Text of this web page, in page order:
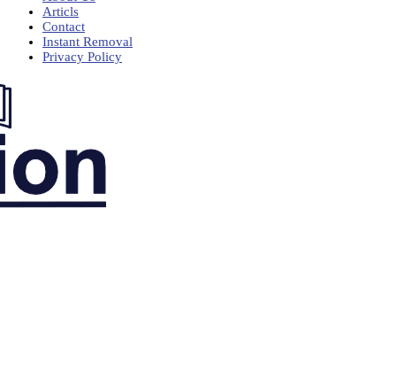
Articls
Contact
Instant Removal
Privacy Policy